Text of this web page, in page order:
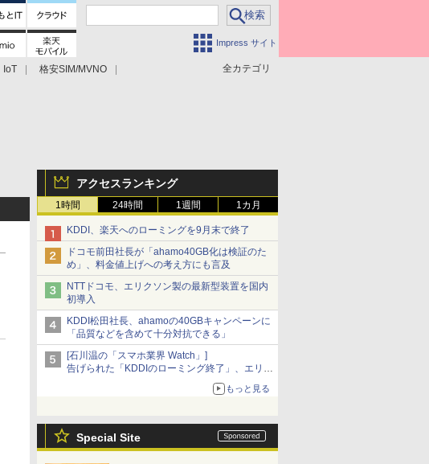
Impress サイト
全カテゴリ
IoT
格安SIM/MVNO
アクセスランキング
1時間 24時間 1週間 1カ月
KDDI、楽天へのローミングを9月末で終了
ドコモ前田社長が「ahamo40GB化は検証のた
め」、料金値上げへの考え方にも言及
NTTドコモ、エリクソン製の最新型装置を国内
初導入
KDDI松田社長、ahamoの40GBキャンペーンに
「品質などを含めて十分対抗できる」
[石川温の「スマホ業界 Watch」]
告げられた「KDDIのローミング終了」、エリア
マップの落とし穴と楽天モバイルの課題
もっと見る
Special Site